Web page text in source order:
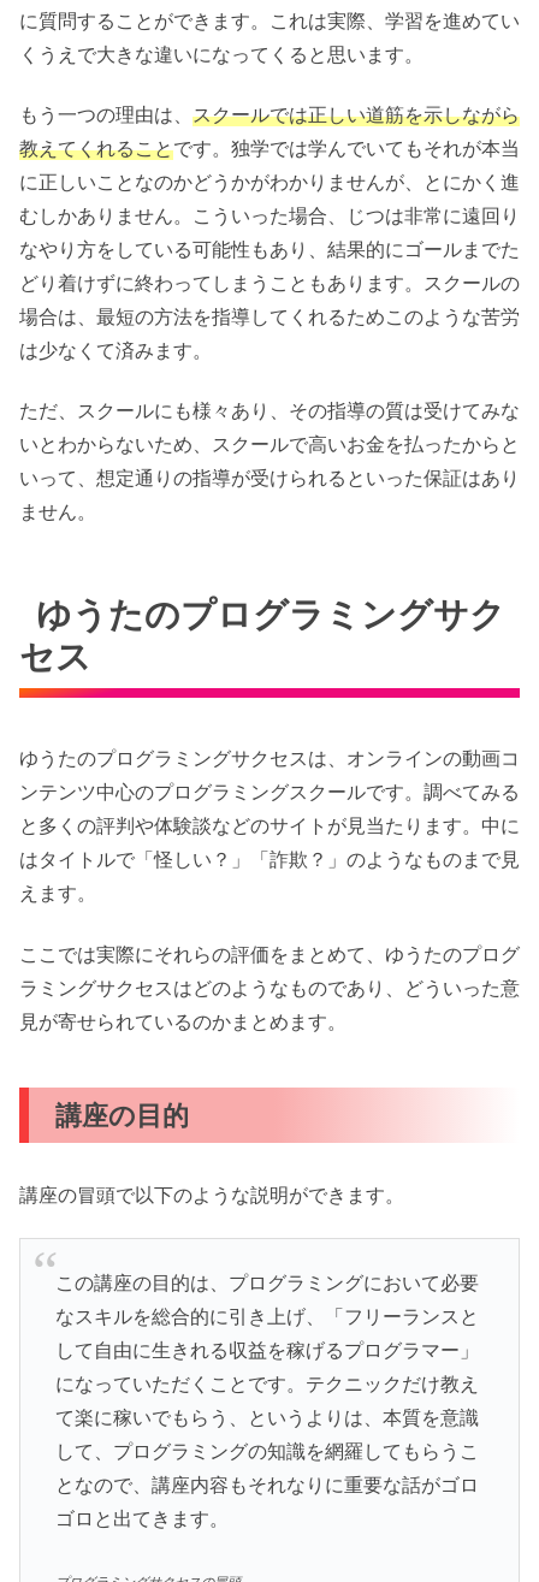
に質問することができます。これは実際、学習を進めてい
くうえで大きな違いになってくると思います。
もう一つの理由は、 スクールでは正しい道筋を示しながら
教えてくれることです。独学では学んでいてもそれが本当
に正しいことなのかどうかがわかりませんが、とにかく進
むしかありません。こういった場合、じつは非常に遠回り
なやり方をしている可能性もあり、結果的にゴールまでた
どり着けずに終わってしまうこともあります。スクールの
場合は、最短の方法を指導してくれるためこのような苦労
は少なくて済みます。
ただ、スクールにも様々あり、その指導の質は受けてみな
いとわからないため、スクールで高いお金を払ったからと
いって、想定通りの指導が受けられるといった保証はあり
ません。
ゆうたのプログラミングサク
セス
ゆうたのプログラミングサクセスは、オンラインの動画コ
ンテンツ中心のプログラミングスクールです。調べてみる
と多くの評判や体験談などのサイトが見当たります。中に
はタイトルで「怪しい？」「詐欺？」のようなものまで見
えます。
ここでは実際にそれらの評価をまとめて、ゆうたのプログ
ラミングサクセスはどのようなものであり、どういった意
見が寄せられているのかまとめます。
講座の目的
講座の冒頭で以下のような説明ができます。
この講座の目的は、プログラミングにおいて必要
なスキルを総合的に引き上げ、「フリーランスと
して自由に生きれる収益を稼げるプログラマー」
になっていただくことです。テクニックだけ教え
て楽に稼いでもらう、というよりは、本質を意識
して、プログラミングの知識を網羅してもらうこ
となので、講座内容もそれなりに重要な話がゴロ
ゴロと出てきます。